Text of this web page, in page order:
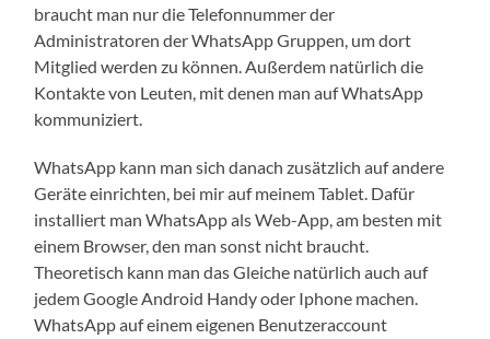
braucht man nur die Telefonnummer der
Administratoren der WhatsApp Gruppen, um dort
Mitglied werden zu können. Außerdem natürlich die
Kontakte von Leuten, mit denen man auf WhatsApp
kommuniziert.
WhatsApp kann man sich danach zusätzlich auf andere
Geräte einrichten, bei mir auf meinem Tablet. Dafür
installiert man WhatsApp als Web-App, am besten mit
einem Browser, den man sonst nicht braucht.
Theoretisch kann man das Gleiche natürlich auch auf
jedem Google Android Handy oder Iphone machen.
WhatsApp auf einem eigenen Benutzeraccount